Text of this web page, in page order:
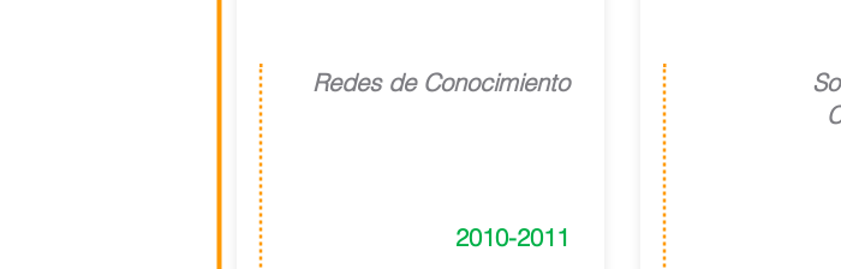
Redes de Conocimiento
2010-2011